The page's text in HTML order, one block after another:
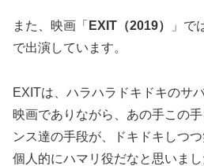
また、映画「 EXIT（2019） 」で
で出演しています。
EXITは、ハラハラドキドキのサ
映画でありながら、あの手この
ンス達の手段が、ドキドキしつ
個人的にハマリ役だなと思いまし